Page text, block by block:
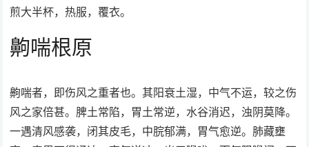
煎大半杯，热服，覆衣。
齁喘根原
齁喘者，即伤风之重者也。其阳衰土湿，中气不运，较之伤
风之家倍甚。脾土常陷，胃土常逆，水谷消迟，浊阴莫降。
一遇清风感袭，闭其皮毛，中脘郁满，胃气愈逆。肺藏壅